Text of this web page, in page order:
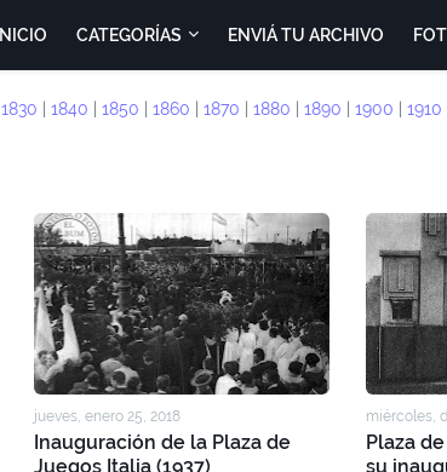
INICIO CATEGORÍAS ENVIÁ TU ARCHIVO
1830 1840 1850 1860 1870 1880 1890 1900 1910
jueves, enero 25, 2018
Inauguración de la Plaza de
Juegos Italia (1937)
miércoles,
Plaza
su